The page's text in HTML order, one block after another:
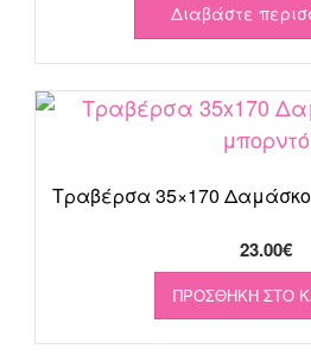
Διαβάστε
Τραβέρσα 35×170
23.00€
ΠΡΟΣΘΉΚΗ ΣΤΟ